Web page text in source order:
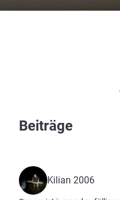
Beiträge
Kilian 2006